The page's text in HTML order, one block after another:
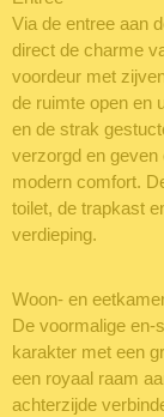
Via de entree aan
direct de charme
voordeur met
de ruimte open en
en de strak
verzorgd en
modern comfort.
toilet, de trapkast
verdieping.
Woon- en
De voormalige en-
karakter met een
een royaal raam
achterzijde